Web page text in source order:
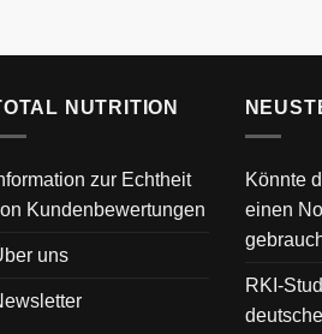
NUTRITION
zur Echtheit
Kundenbewertungen
uns
Könnte
einen
RKI-